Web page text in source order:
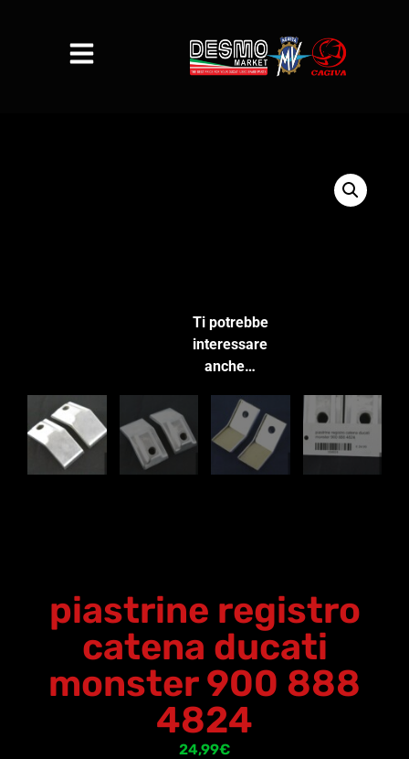
piastrine registro
catena ducati
monster 900 888
4824
24,99€
Ti potrebbe
interessare
anche…